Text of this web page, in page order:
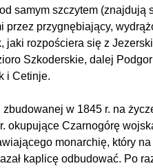
samym szczytem (znajdują
przygnębiający,
jaki rozpościera się z
Szkoderskie, dalej
i Cetinje.
zbudowanej w 1845 r. na
okupujące Czarnogórę
monarchię, który
kaplicę odbudować. Po